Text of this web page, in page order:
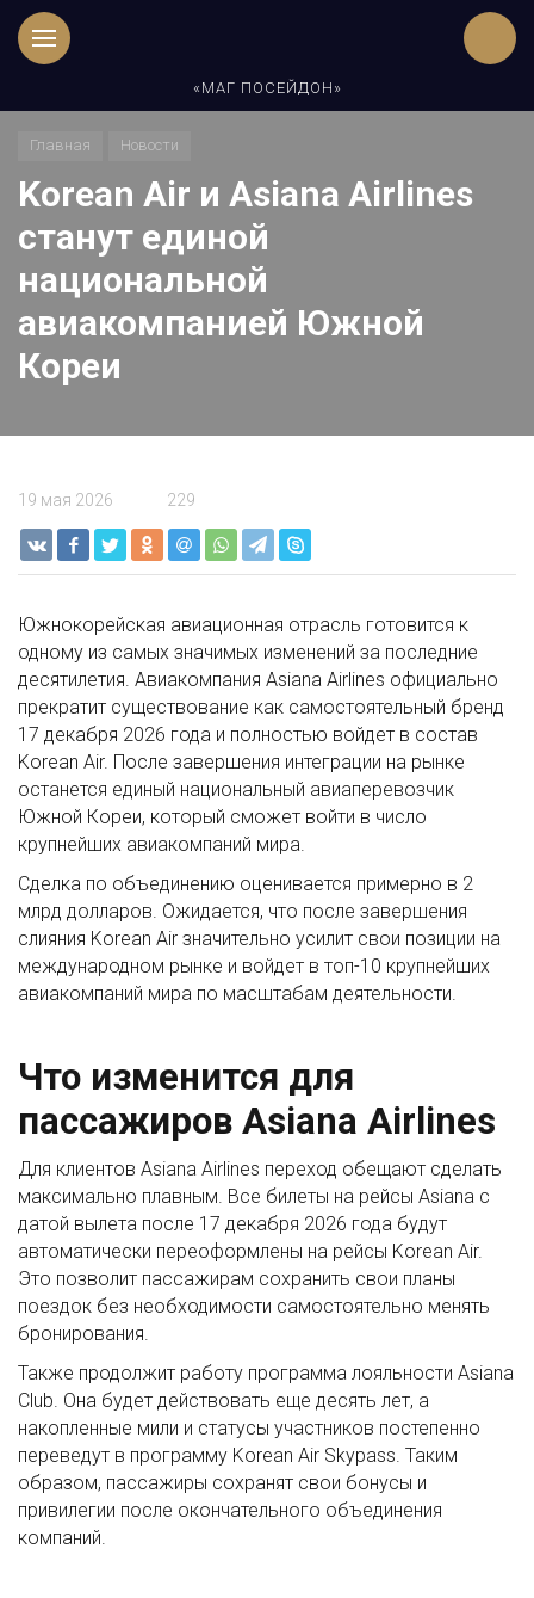
«МАГ ПОСЕЙДОН»
Главная Новости
Korean Air и Asiana Airlines
станут единой
национальной
авиакомпанией Южной
Кореи
19 мая 2026 229
Южнокорейская авиационная отрасль готовится к
одному из самых значимых изменений за последние
десятилетия. Авиакомпания Asiana Airlines официально
прекратит существование как самостоятельный бренд
17 декабря 2026 года и полностью войдет в состав
Korean Air. После завершения интеграции на рынке
останется единый национальный авиаперевозчик
Южной Кореи, который сможет войти в число
крупнейших авиакомпаний мира.
Сделка по объединению оценивается примерно в 2
млрд долларов. Ожидается, что после завершения
слияния Korean Air значительно усилит свои позиции на
международном рынке и войдет в топ-10 крупнейших
авиакомпаний мира по масштабам деятельности.
Что изменится для
пассажиров Asiana Airlines
Для клиентов Asiana Airlines переход обещают сделать
максимально плавным. Все билеты на рейсы Asiana с
датой вылета после 17 декабря 2026 года будут
автоматически переоформлены на рейсы Korean Air.
Это позволит пассажирам сохранить свои планы
поездок без необходимости самостоятельно менять
бронирования.
Также продолжит работу программа лояльности Asiana
Club. Она будет действовать еще десять лет, а
накопленные мили и статусы участников постепенно
переведут в программу Korean Air Skypass. Таким
образом, пассажиры сохранят свои бонусы и
привилегии после окончательного объединения
компаний.